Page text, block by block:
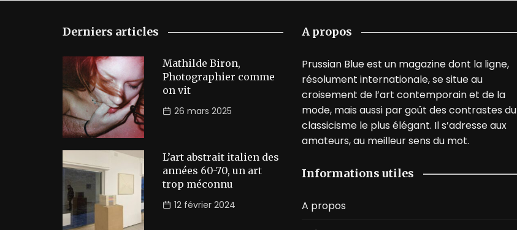
Derniers articles
Mathilde Biron,
Photographier comme
on vit
26 mars 2025
L’art abstrait italien des
années 60-70, un art
trop méconnu
12 février 2024
A propos
Prussian Blue est un magazine dont la ligne,
résolument internationale, se situe au
croisement de l’art contemporain et de la
mode, mais aussi par goût des contrastes du
classicisme le plus élégant. Il s’adresse aux
amateurs, au meilleur sens du mot.
Informations utiles
A propos